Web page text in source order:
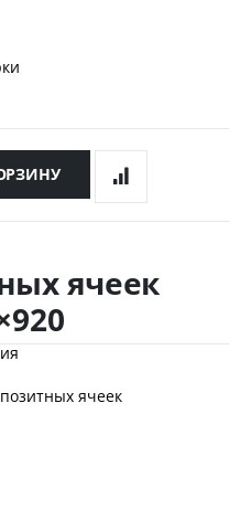
ячеек
ячеек